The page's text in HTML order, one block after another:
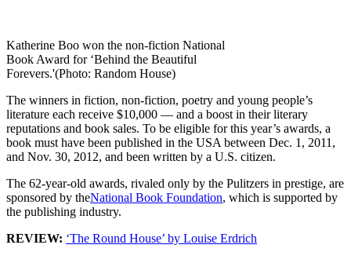
Katherine Boo won the non-fiction National
Book Award for ‘Behind the Beautiful
Forevers.'(Photo: Random House)
The winners in fiction, non-fiction, poetry and young people’s
literature each receive $10,000 — and a boost in their literary
reputations and book sales. To be eligible for this year’s awards, a
book must have been published in the USA between Dec. 1, 2011,
and Nov. 30, 2012, and been written by a U.S. citizen.
The 62-year-old awards, rivaled only by the Pulitzers in prestige, are
sponsored by theNational Book Foundation, which is supported by
the publishing industry.
REVIEW: ‘The Round House’ by Louise Erdrich